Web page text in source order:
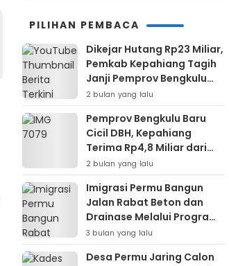
PILIHAN PEMBACA
Dikejar Hutang Rp23 Miliar,
Pemkab Kepahiang Tagih
Janji Pemprov Bengkulu
Cairkan DBH
2 bulan yang lalu
Pemprov Bengkulu Baru
Cicil DBH, Kepahiang
Terima Rp4,8 Miliar dari
Piutang Rp24 Miliar
2 bulan yang lalu
Imigrasi Permu Bangun
Jalan Rabat Beton dan
Drainase Melalui Program
Padat Karya Tunai
3 bulan yang lalu
Desa Permu Jaring Calon